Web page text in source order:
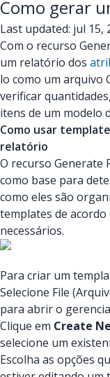
Como gerar
Last updated: jul 15,
Com o recurso
um relatório dos
lo como um arquivo
verificar
itens de um modelo
Como usar
relatório
O recurso Generate
como base para
como eles são
templates de
necessários.
Para criar um
Selecione File
para abrir o
Clique em Create
selecione um
Escolha as opções